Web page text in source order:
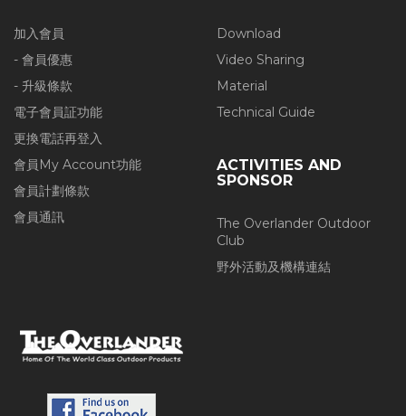
加入會員
- 會員優惠
- 升級條款
電子會員証功能
更換電話再登入
會員My Account功能
會員計劃條款
會員通訊
Download
Video Sharing
Material
Technical Guide
ACTIVITIES AND
SPONSOR
The Overlander Outdoor
Club
野外活動及機構連結